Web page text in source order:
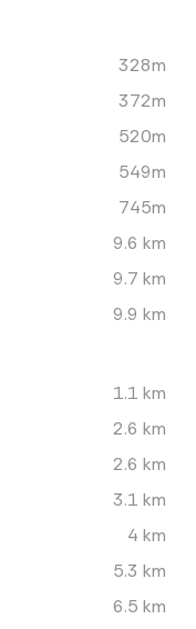
328m
372m
520m
549m
745m
9.6 km
9.7 km
9.9 km
1.1 km
2.6 km
2.6 km
3.1 km
4 km
5.3 km
6.5 km